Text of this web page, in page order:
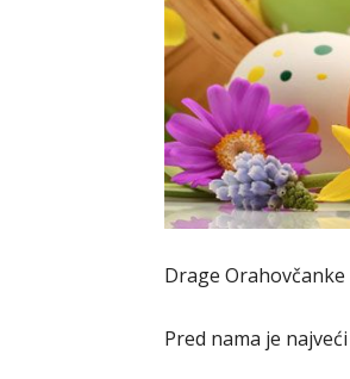
Drage
Pred nama je